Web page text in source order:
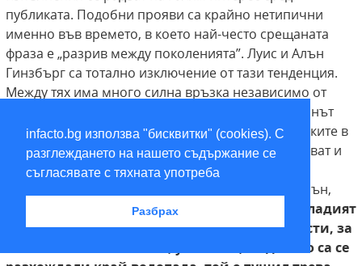
infacto.bg използва "бисквитки" (cookies). С
разглеждането на нашето съдържание се
съгласявате с тяхната употреба
Разбрах
публиката. Подобни прояви са крайно нетипични
именно във времето, в което най-често срещаната
фраза е „разрив между поколенията”. Луис и Алън
Гинзбърг са тотално изключение от тази тенденция.
Между тях има много силна връзка независимо от
факта, че бащата винаги е в костюм от туид, а синът
носи широки ризи и гердани. Разбира се, разликите в
светоусещанията между поколенията се проявяват и
между баща и син Гинзбърг. По време на едно
публично четене в Патерсън, където е роден Алън,
двамата разказват как са прекарали деня.
По-младият
Гинзбърг, койтообича да добавя подробности, за
не го пита, уточнява, че докато са се